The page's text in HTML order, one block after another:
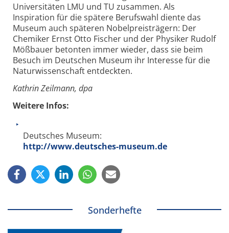
Universitäten LMU und TU zusammen. Als
Inspiration für die spätere Berufswahl diente das
Museum auch späteren Nobelpreisträgern: Der
Chemiker Ernst Otto Fischer und der Physiker Rudolf
Mößbauer betonten immer wieder, dass sie beim
Besuch im Deutschen Museum ihr Interesse für die
Naturwissenschaft entdeckten.
Kathrin Zeilmann, dpa
Weitere Infos:
Deutsches Museum:
http://www.deutsches-museum.de
Sonderhefte